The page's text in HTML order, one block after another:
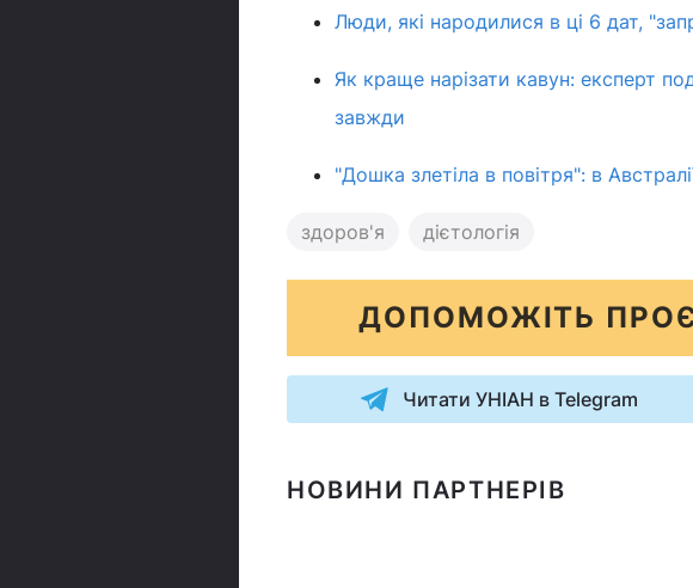
Люди, які народилися в ці 6 дат,
Як краще нарізати кавун: експерт
завжди
"Дошка злетіла в повітря": в
здоров'я дієтологія
ДОПОМОЖІТЬ
Читати УНІАН в Telegram
НОВИНИ ПАРТНЕРІВ